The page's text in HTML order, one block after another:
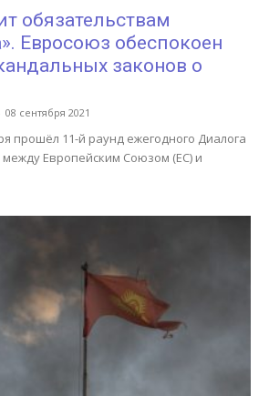
обязательствам
Евросоюз обеспокоен
законов о
08 сентября 2021
прошёл 11-й раунд ежегодного Диалога
Европейским Союзом (ЕС) и